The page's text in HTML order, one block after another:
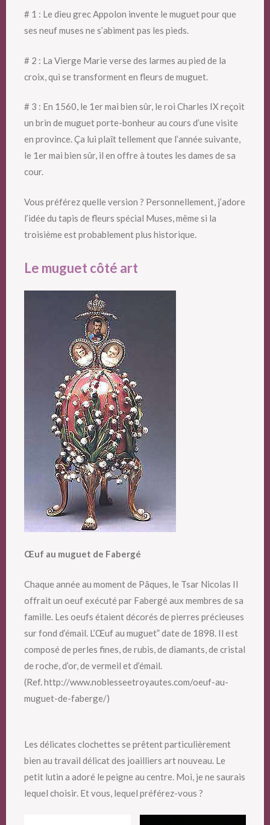
# 1 : Le dieu grec Appolon invente le muguet pour que
ses neuf muses ne s’abiment pas les pieds.
# 2 : La Vierge Marie verse des larmes au pied de la
croix, qui se transforment en fleurs de muguet.
# 3 : En 1560, le 1er mai bien sûr, le roi Charles IX reçoit
un brin de muguet porte-bonheur au cours d’une visite
en province. Ça lui plaît tellement que l’année suivante,
le 1er mai bien sûr, il en offre à toutes les dames de sa
cour.
Vous préférez quelle version ? Personnellement, j’adore
l’idée du tapis de fleurs spécial Muses, même si la
troisième est probablement plus historique.
Le muguet côté art
Œuf au muguet de Fabergé
Chaque année au moment de Pâques, le Tsar Nicolas II
offrait un oeuf exécuté par Fabergé aux membres de sa
famille. Les oeufs étaient décorés de pierres précieuses
sur fond d’émail. L’Œuf au muguet” date de 1898. Il est
composé de perles fines, de rubis, de diamants, de cristal
de roche, d’or, de vermeil et d’émail.
(Ref. http://www.noblesseetroyautes.com/oeuf-au-
muguet-de-faberge/)
Les délicates clochettes se prêtent particulièrement
bien au travail délicat des joailliers art nouveau. Le
petit lutin a adoré le peigne au centre. Moi, je ne saurais
lequel choisir. Et vous, lequel préférez-vous ?